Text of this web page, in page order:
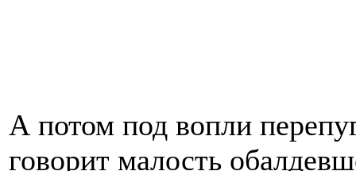
А потом под вопли
говорит малость